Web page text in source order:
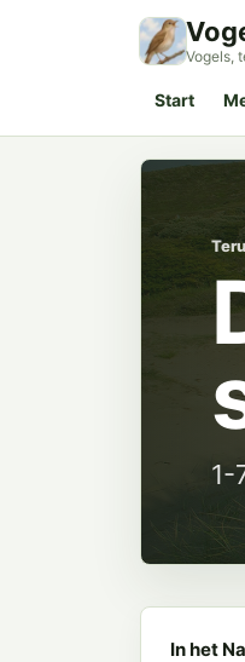
Vogels,
Start
1-
In het